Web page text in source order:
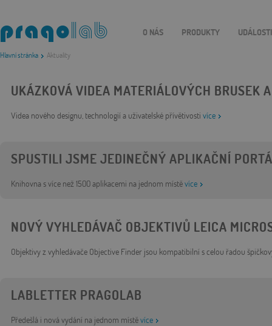
Hlavní stránka Aktuality
O NÁS PRODUKTY UDÁLOSTI
UKÁZKOVÁ VIDEA MATERIÁLOVÝCH BRUSEK
Videa nového designu, technologií a uživatelské přívětivosti více
SPUSTILI JSME JEDINEČNÝ APLIKAČNÍ
Knihovna s více než 1500 aplikacemi na jednom místěvíce
NOVÝ VYHLEDÁVAČ OBJEKTIVŮ LEICA
Objektivy z vyhledávače Objective Finder jsou kompatibilní s celou řadou
LABLETTER PRAGOLAB
Předešlá i nová vydání na jednom místěvíce